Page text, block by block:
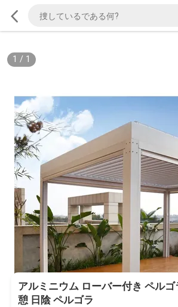
1 / 1
アルミニウム ローバー付き ペル
憩 日陰 ペルゴラ